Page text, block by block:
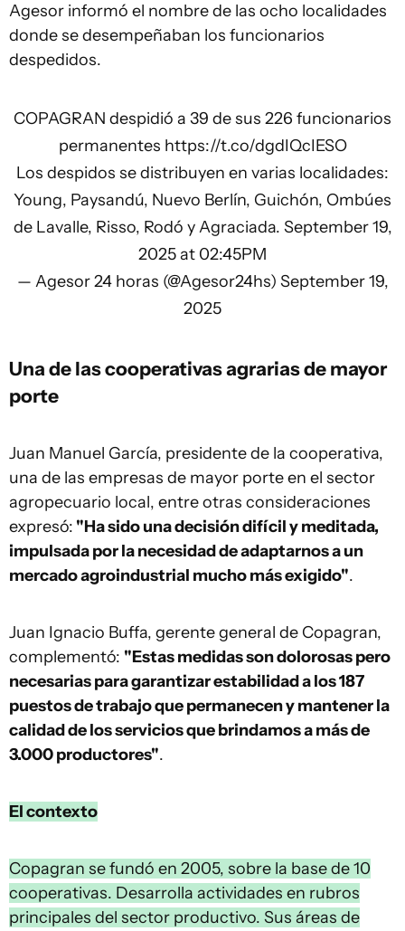
Agesor informó el nombre de las ocho localidades
donde se desempeñaban los funcionarios
despedidos.
COPAGRAN despidió a 39 de sus 226 funcionarios
permanentes https://t.co/dgdIQcIESO
Los despidos se distribuyen en varias localidades:
Young, Paysandú, Nuevo Berlín, Guichón, Ombúes
de Lavalle, Risso, Rodó y Agraciada. September 19,
2025 at 02:45PM
— Agesor 24 horas (@Agesor24hs) September 19,
2025
Una de las cooperativas agrarias de mayor
porte
Juan Manuel García, presidente de la cooperativa,
una de las empresas de mayor porte en el sector
agropecuario local, entre otras consideraciones
expresó: "Ha sido una decisión difícil y meditada,
impulsada por la necesidad de adaptarnos a un
mercado agroindustrial mucho más exigido".
Juan Ignacio Buffa, gerente general de Copagran,
complementó: "Estas medidas son dolorosas pero
necesarias para garantizar estabilidad a los 187
puestos de trabajo que permanecen y mantener la
calidad de los servicios que brindamos a más de
3.000 productores".
El contexto
Copagran se fundó en 2005, sobre la base de 10
cooperativas. Desarrolla actividades en rubros
principales del sector productivo. Sus áreas de